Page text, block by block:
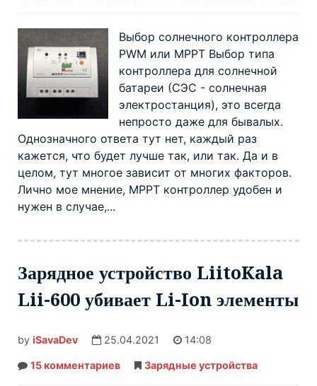
—
что
лучше?
Выбор солнечного контроллера
PWM или MPPT Выбор типа
контроллера для солнечной
батареи (СЭС - солнечная
электростанция), это всегда
непросто даже для бывалых.
Однозначного ответа тут нет, каждый раз
кажется, что будет лучше так, или так. Да и в
целом, тут многое зависит от многих факторов.
Лично мое мнение, MPPT контроллер удобен и
нужен в случае,...
Зарядное устройство LiitoKala
Lii-600 убивает Li-Ion элементы
by iSavaDev 25.04.2021 14:08
15 комментариев Зарядные устройства